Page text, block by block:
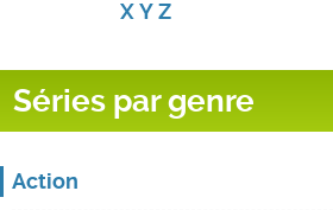
X Y Z
Séries par genre
Action